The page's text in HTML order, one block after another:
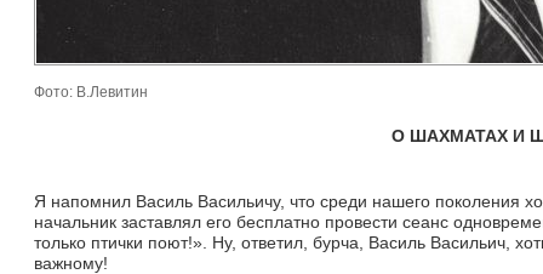
Фото: В.Левитин
О ШАХМАТАХ И
Я напомнил Василь Васильичу, что среди нашего поколения
начальник заставлял его бесплатно провести сеанс
только птички поют!». Ну, ответил, бурча, Василь Васильич,
важному!